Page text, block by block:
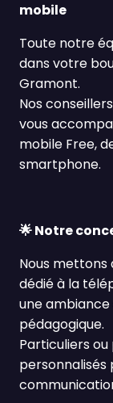
mobile
Toute notre
dans votre
Gramont.
Nos
vous
mobile Free,
smartphone.
🌟 Notre
Nous mettons
dédié à la
une
pédagogique.
Particuliers
personnalisés